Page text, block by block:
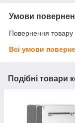
Умови
Повернення товару
Всі умови
Подібні товари